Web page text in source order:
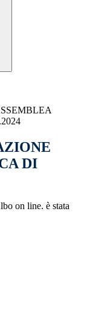
DI
on line. è stata